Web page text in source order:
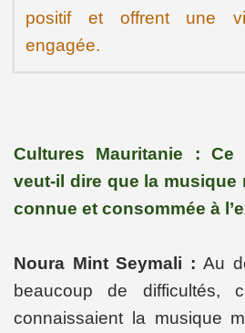
positif et offrent une
engagée.
Cultures Mauritanie : Ce
veut-il dire que la musique
connue et consommée à
Noura Mint Seymali :Au
beaucoup de difficultés,
connaissaient la musique